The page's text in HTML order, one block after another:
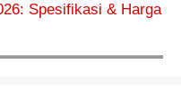
Spesifikasi & Harga